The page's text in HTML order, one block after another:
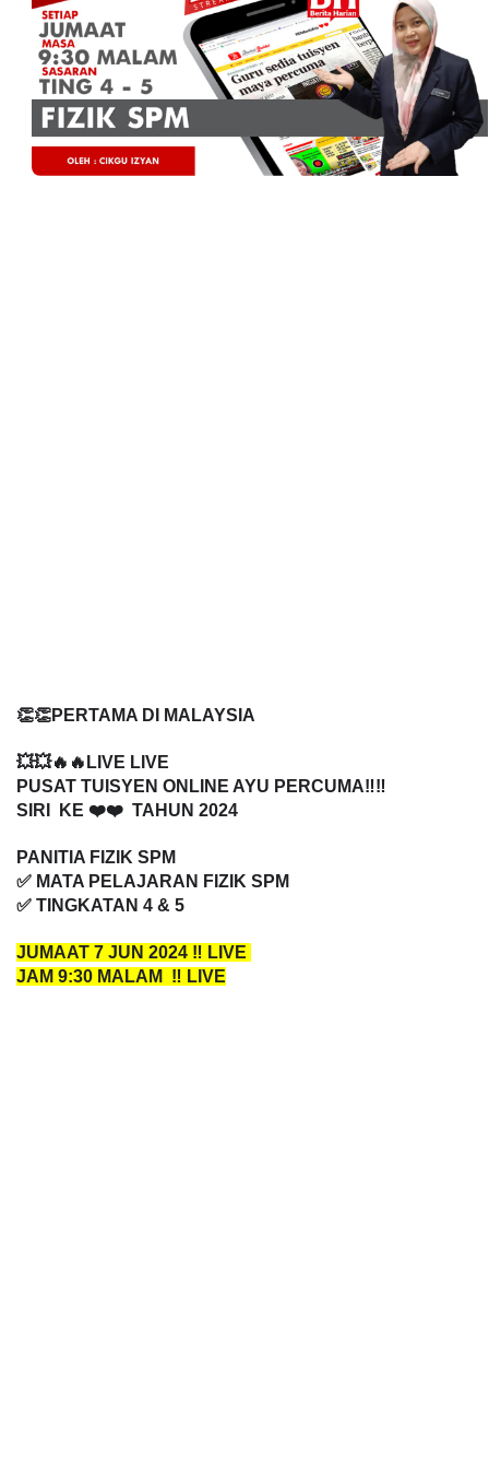
👏👏PERTAMA DI MALAYSIA
💥💥🔥🔥LIVE LIVE
PUSAT TUISYEN ONLINE AYU PERCUMA‼️‼️
SIRI KE ❤️❤️ TAHUN 2024
PANITIA FIZIK SPM
✅ MATA PELAJARAN FIZIK SPM
✅ TINGKATAN 4 & 5
JUMAAT 7 JUN 2024 ‼️ LIVE
JAM 9:30 MALAM ‼️ LIVE